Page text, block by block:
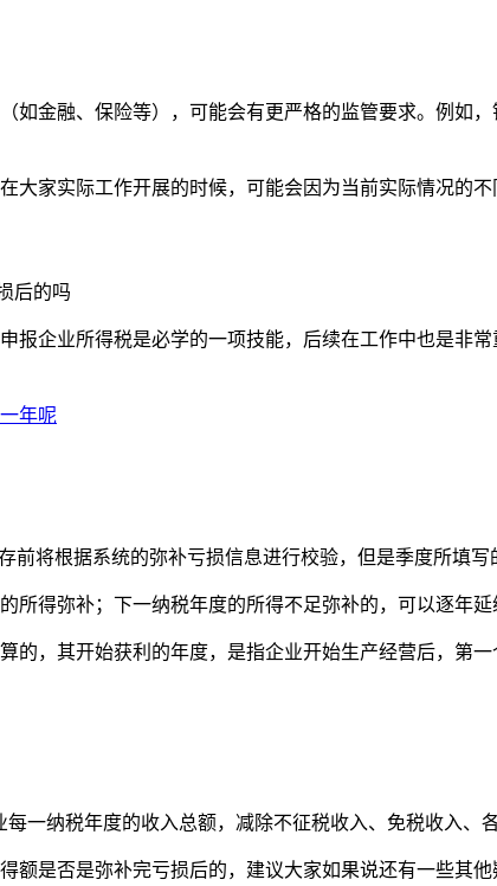
如金融、保险等），可能会有更严格的监管要求。例如
大家实际工作开展的时候，可能会因为当前实际情况的
后的吗
报企业所得税是必学的一项技能，后续在工作中也是非
年呢
前将根据系统的弥补亏损信息进行校验，但是季度所填
所得弥补；下一纳税年度的所得不足弥补的，可以逐年
的，其开始获利的年度，是指企业开始生产经营后，第
一纳税年度的收入总额，减除不征税收入、免税收入
额是否是弥补完亏损后的，建议大家如果说还有一些其